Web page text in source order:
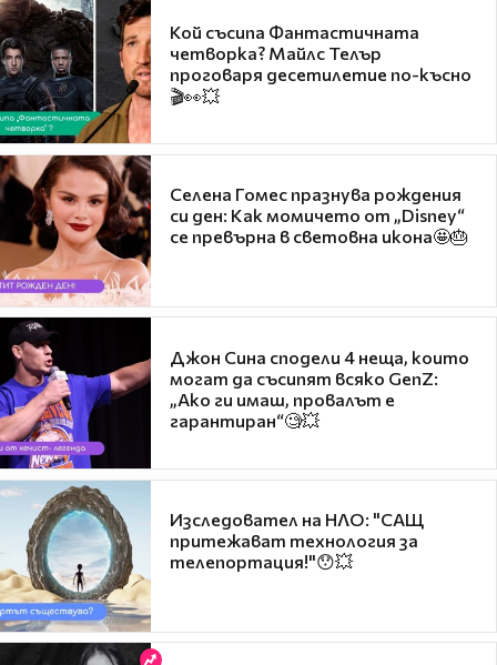
Кой съсипа Фантастичната
четворка? Майлс Телър
проговаря десетилетие по-късно
🎬👀💥
Селена Гомес празнува рождения
си ден: Как момичето от „Disney“
се превърна в световна икона🤩🎂
Джон Сина сподели 4 неща, които
могат да съсипят всяко GenZ:
„Ако ги имаш, провалът е
гарантиран“🧐💥
Изследовател на НЛО: "САЩ
притежават технология за
телепортация!"😯💥